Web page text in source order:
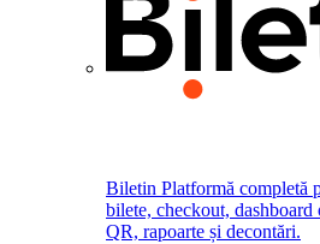
Biletin Platformă completă
bilete, checkout,
QR, rapoarte și decontări.